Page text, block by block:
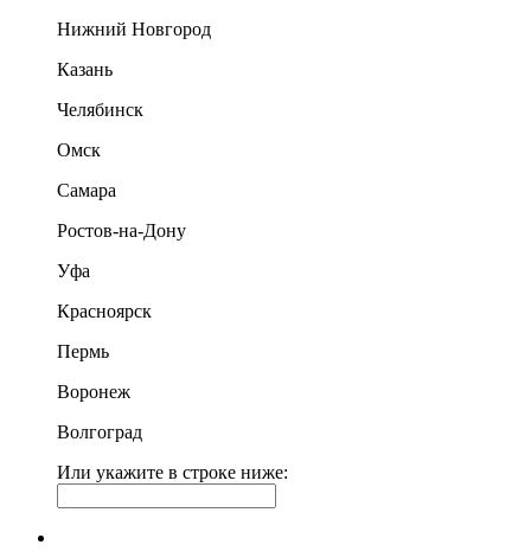
Нижний Новгород
Казань
Челябинск
Омск
Самара
Ростов-на-Дону
Уфа
Красноярск
Пермь
Воронеж
Волгоград
Или укажите в строке ниже: